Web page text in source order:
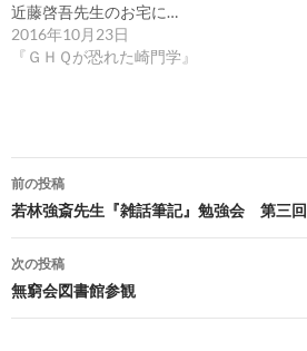
近藤啓吾先生のお宅に…
2016年10月23日
『ＧＨＱが恐れた崎門学』
投
稿
ナ
ビ
ゲ
前の投稿
若林強斎先生『雑話筆記』勉強会 第三回
次の投稿
無窮会図書館参観